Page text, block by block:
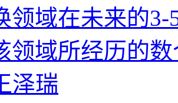
领域在未来的
领域所经历的
泽瑞